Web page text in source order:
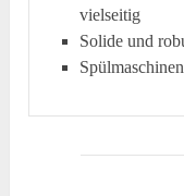
vielseitig
Solide und